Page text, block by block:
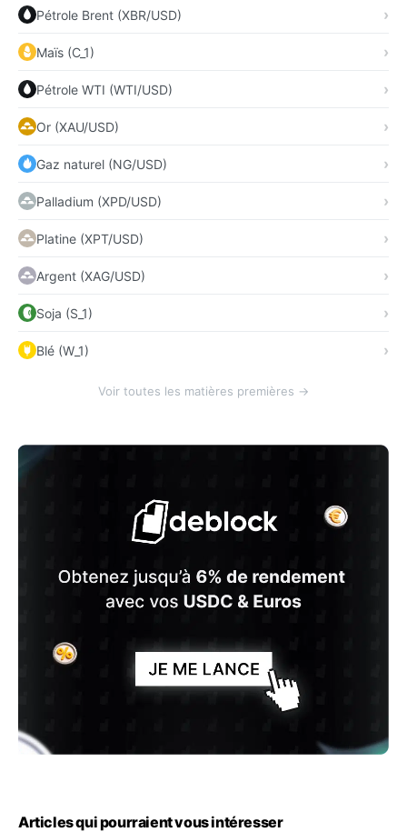
Pétrole Brent (XBR/USD)
Maïs (C_1)
Pétrole WTI (WTI/USD)
Or (XAU/USD)
Gaz naturel (NG/USD)
Palladium (XPD/USD)
Platine (XPT/USD)
Argent (XAG/USD)
Soja (S_1)
Blé (W_1)
Voir toutes les matières premières →
Articles qui pourraient vous intéresser